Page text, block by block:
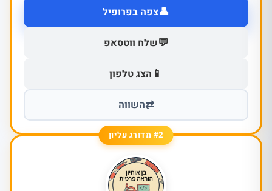
👤צפה בפרופיל
💬שלח ווטסאפ
📱 הצג טלפון
⇄השווה
#2 מדורג עליון